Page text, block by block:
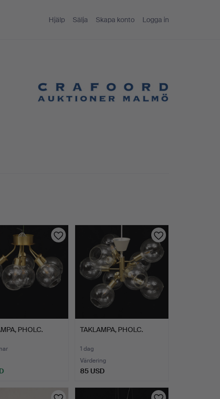
Hjälp Sälja Skapa konto Logga in
PHOLC. TAKLAMPA, PHOLC.
1 dag
Värdering
85 USD